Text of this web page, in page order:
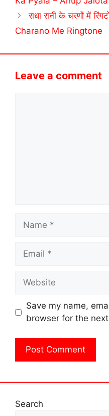
राधा रानी के चरणों में
Charano Me Ringtone
Leave a comment
Name
Email
Website
Save my name,
browser for the
Search